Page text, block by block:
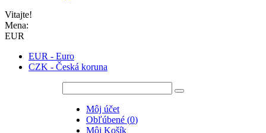
Vitajte!
Mena:
EUR
EUR - Euro
CZK - Česká koruna
Môj účet
Obľúbené (0)
Môj Košík